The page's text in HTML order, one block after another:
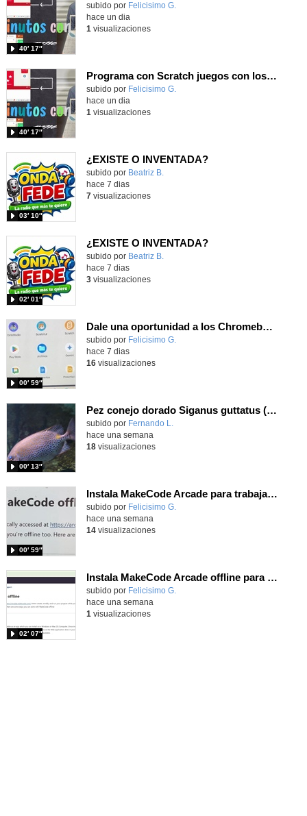
Contenido educativo.
subido por Felicisimo G.
40′ 17″
hace un dia
1 visualizaciones
Programa con Scratch juegos con los partidos del mundial 2026 ganados por España
Contenido educativo.
subido por Felicisimo G.
40′ 17″
hace un dia
1 visualizaciones
¿EXISTE O INVENTADA?
Contenido educativo.
subido por Beatriz B.
03′ 10″
hace 7 dias
7visualizaciones
¿EXISTE O INVENTADA?
Contenido educativo.
subido por Beatriz B.
02′ 01″
hace 7 dias
3visualizaciones
Dale una oportunidad a los Chromebooks y utiliza un proyector para realizar talleres si no tienes pantallas táctiles
Contenido educativo.
subido por Felicisimo G.
00′ 59″
hace 7 dias
16visualizaciones
Pez conejo dorado Siganus guttatus (Bloch, 1786)
Contenido educativo.
subido por Fernando L.
00′ 13″
hace una semana
18visualizaciones
Instala MakeCode Arcade para trabajar offline en tu tablet, ordenador, Chromebook
Contenido educativo.
subido por Felicisimo G.
00′ 59″
hace una semana
14visualizaciones
Instala MakeCode Arcade offline para programar grandes juegos sin necesidad de Internet
Contenido educativo.
subido por Felicisimo G.
02′ 07″
hace una semana
1 visualizaciones